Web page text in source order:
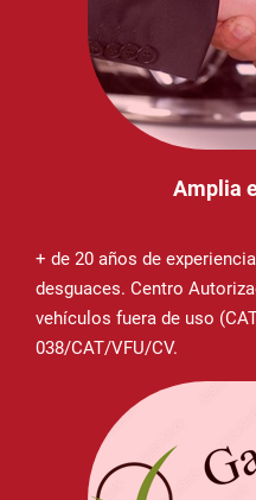
Amplia
+ de 20 años de
desguaces. Centro
vehículos fuera de uso
038/CAT/VFU/CV.